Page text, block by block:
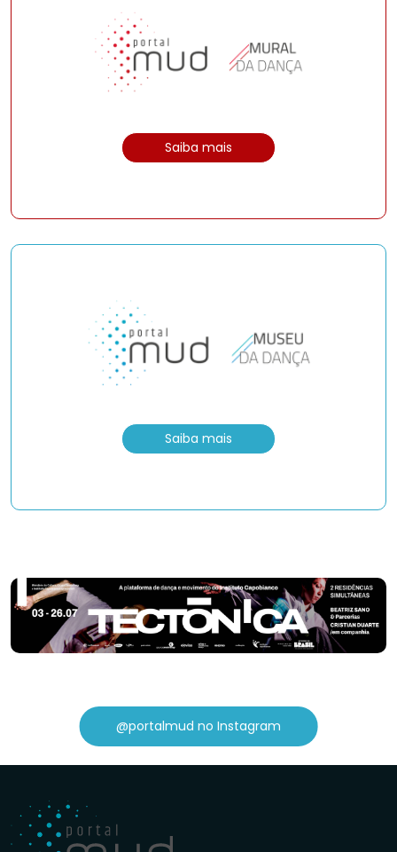
Saiba mais
Saiba mais
@portalmud no Instagram